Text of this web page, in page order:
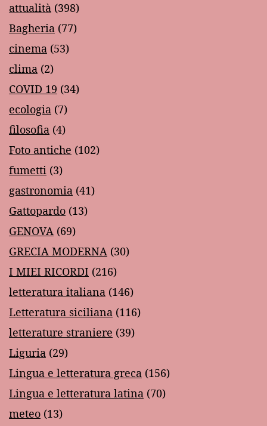
attualità (398)
Bagheria (77)
cinema (53)
clima (2)
COVID 19 (34)
ecologia (7)
filosofia (4)
Foto antiche (102)
fumetti (3)
gastronomia (41)
Gattopardo (13)
GENOVA (69)
GRECIA MODERNA (30)
I MIEI RICORDI (216)
letteratura italiana (146)
Letteratura siciliana (116)
letterature straniere (39)
Liguria (29)
Lingua e letteratura greca (156)
Lingua e letteratura latina (70)
meteo (13)